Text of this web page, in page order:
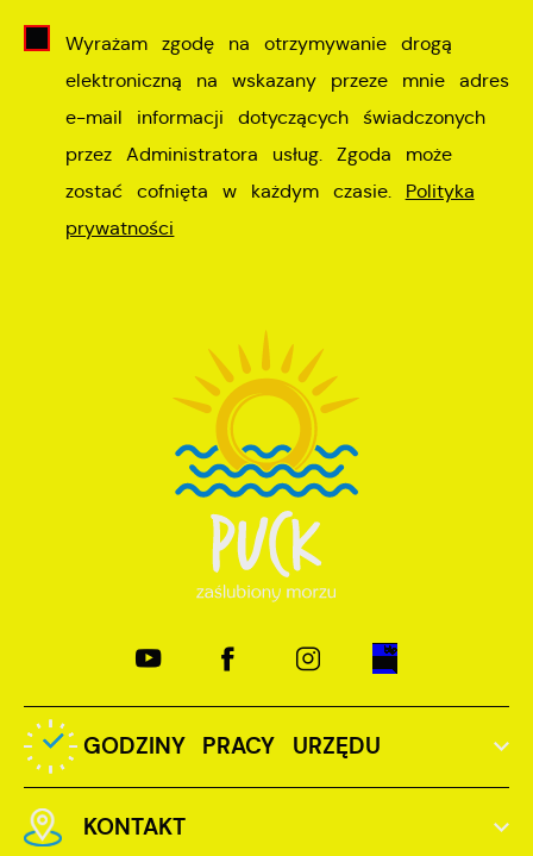
Wyrażam zgodę na otrzymywanie drogą
elektroniczną na wskazany przeze mnie adres
e-mail informacji dotyczących świadczonych
przez Administratora usług. Zgoda może
zostać cofnięta w każdym czasie. Polityka
prywatności
GODZINY PRACY URZĘDU
KONTAKT